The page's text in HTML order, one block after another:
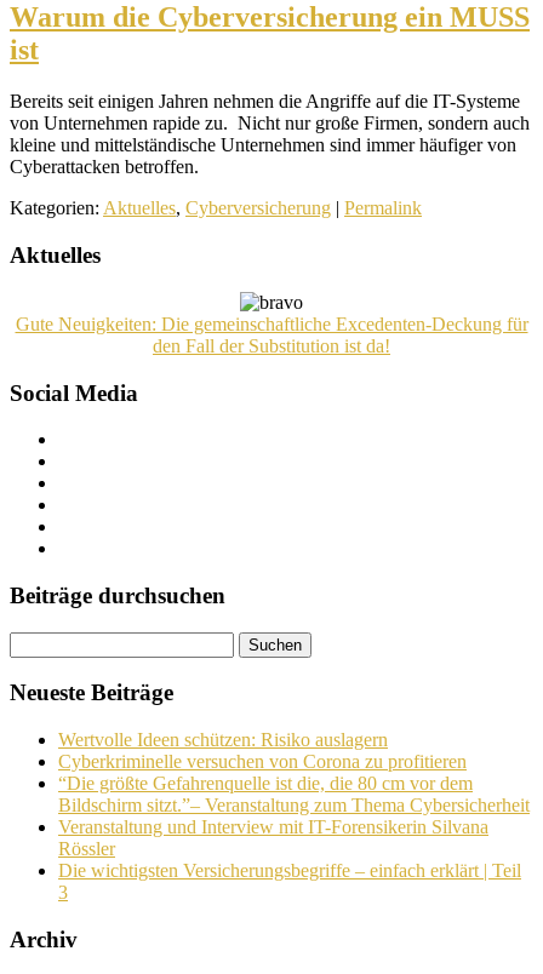
Warum die Cyberversicherung ein MUSS
ist
Bereits seit einigen Jahren nehmen die Angriffe auf die IT-Systeme
von Unternehmen rapide zu. Nicht nur große Firmen, sondern auch
kleine und mittelständische Unternehmen sind immer häufiger von
Cyberattacken betroffen.
Kategorien: Aktuelles, Cyberversicherung | Permalink
Aktuelles
Gute Neuigkeiten: Die gemeinschaftliche Excedenten-Deckung für
den Fall der Substitution ist da!
Social Media
Beiträge durchsuchen
Neueste Beiträge
Wertvolle Ideen schützen: Risiko auslagern
Cyberkriminelle versuchen von Corona zu profitieren
“Die größte Gefahrenquelle ist die, die 80 cm vor dem
Bildschirm sitzt.”– Veranstaltung zum Thema Cybersicherheit
Veranstaltung und Interview mit IT-Forensikerin Silvana
Rössler
Die wichtigsten Versicherungsbegriffe – einfach erklärt | Teil
3
Archiv